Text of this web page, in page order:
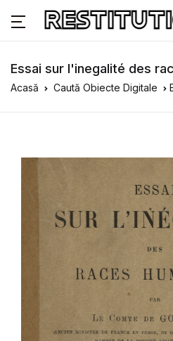
Essai sur l'inegalité des
Acasă Caută Obiecte Digitale